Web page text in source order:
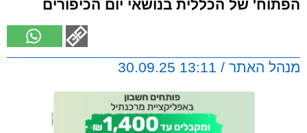
הפתוח' של הכללית בנושאי יום הכיפורים
מנהל האתר / 13:11 30.09.25